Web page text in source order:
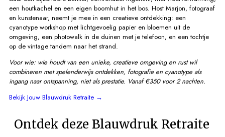
een houtkachel en een eigen boomhut in het bos. Host Marjon, fotograaf
en kunstenaar, neemt je mee in een creatieve ontdekking: een
cyanotype workshop met lichtgevoelig papier en bloemen uit de
omgeving, een photowalk in de duinen met je telefoon, en een tochtje
op de vintage tandem naar het strand.
Voor wie: wie houdt van een unieke, creatieve omgeving en rust wil
combineren met spelenderwijs ontdekken, fotografie en cyanotype als
ingang naar ontspanning, niet als prestatie. Vanaf €350 voor 2 nachten.
Bekijk Jouw Blauwdruk Retraite →
Ontdek deze Blauwdruk Retraite